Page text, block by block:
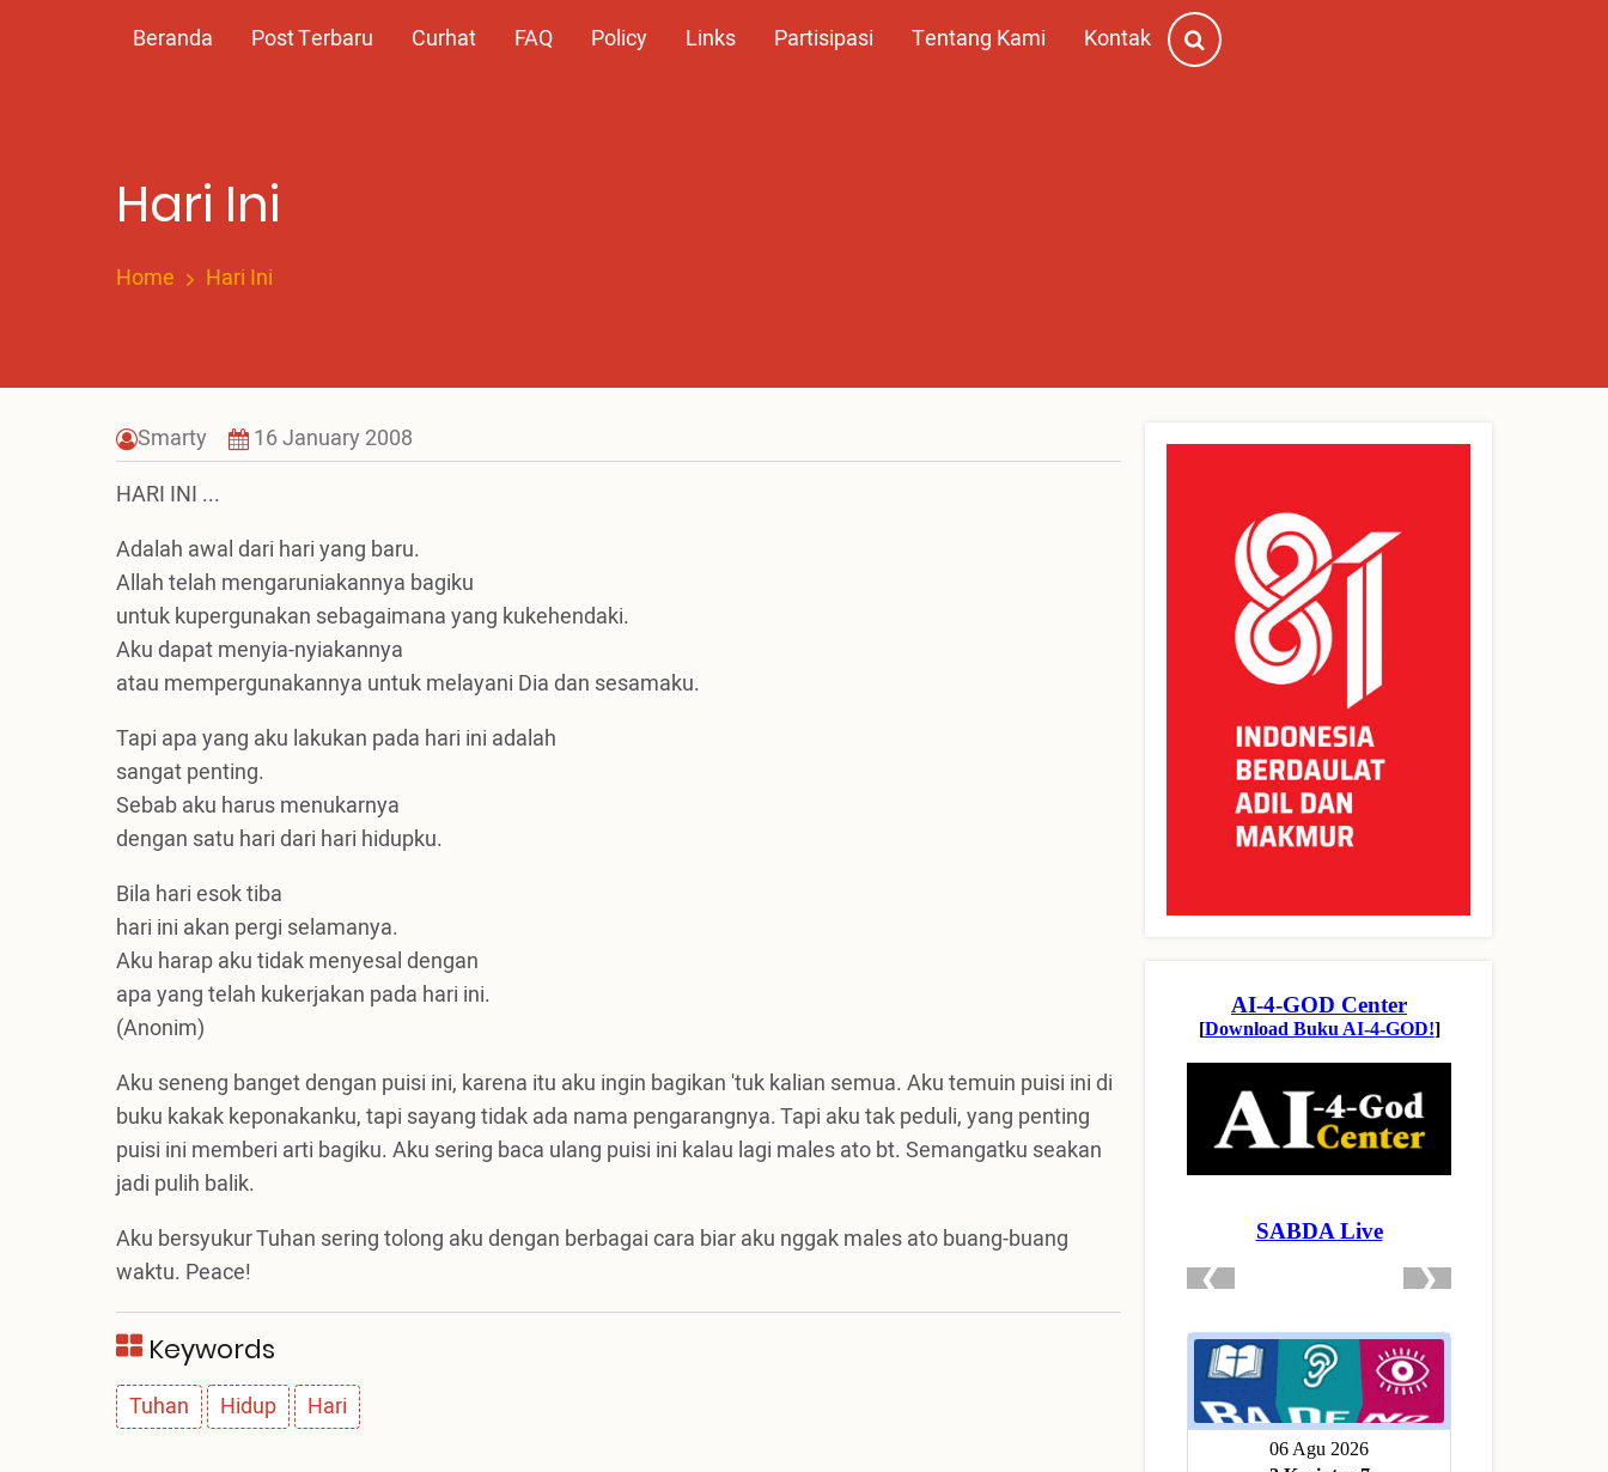
Main
Beranda Post Terbaru Curhat FAQ Policy Links Partisipasi Tentang Kami Kontak
Hari Ini
Home Hari Ini
Smarty
16 January 2008
HARI INI ...
Adalah awal dari hari yang baru.
Allah telah mengaruniakannya bagiku
untuk kupergunakan sebagaimana yang kukehendaki.
Aku dapat menyia-nyiakannya
atau mempergunakannya untuk melayani Dia dan sesamaku.
Tapi apa yang aku lakukan pada hari ini adalah
sangat penting.
Sebab aku harus menukarnya
dengan satu hari dari hari hidupku.
Bila hari esok tiba
hari ini akan pergi selamanya.
Aku harap aku tidak menyesal dengan
apa yang telah kukerjakan pada hari ini.
(Anonim)
Aku seneng banget dengan puisi ini, karena itu aku ingin bagikan 'tuk kalian semua. Aku temuin puisi ini di
buku kakak keponakanku, tapi sayang tidak ada nama pengarangnya. Tapi aku tak peduli, yang penting
puisi ini memberi arti bagiku. Aku sering baca ulang puisi ini kalau lagi males ato bt. Semangatku seakan
jadi pulih balik.
Aku bersyukur Tuhan sering tolong aku dengan berbagai cara biar aku nggak males ato buang-buang
waktu. Peace!
Keywords
Tuhan Hidup Hari